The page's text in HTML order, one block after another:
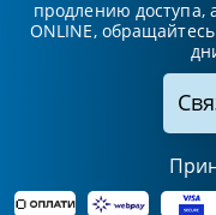
продлению доступа,
ONLINE,